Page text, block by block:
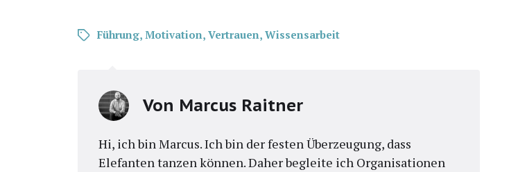
Führung, Motivation, Vertrauen, Wissensarbeit
Von Marcus Raitner
Hi, ich bin Marcus. Ich bin der festen Überzeugung, dass
Elefanten tanzen können. Daher begleite ich Organisationen